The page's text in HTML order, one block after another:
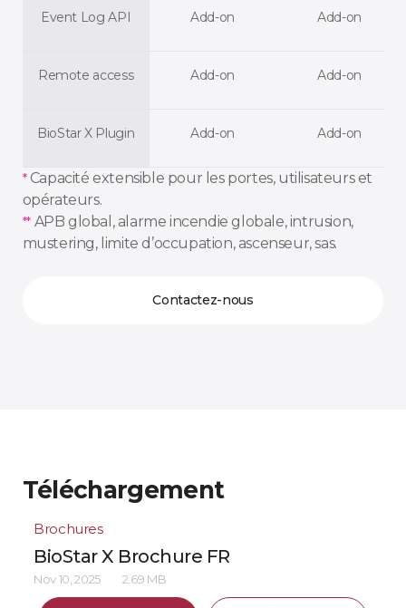
Event Log API
Remote access
BioStar X Plugin
Add-on
Add-on
Add-on
Add-on
Add-on
Add-on
*Capacité extensible pour les portes, utilisateurs et
opérateurs.
**APB global, alarme incendie globale, intrusion,
mustering, limite d’occupation, ascenseur, sas.
Contactez-nous
Téléchargement
Brochures
BioStar X Brochure FR
Nov 10, 2025 2.69 MB